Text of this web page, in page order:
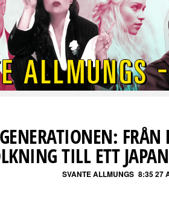
FRÅN
TILL ETT
SVANTE ALLMUNGS 8:35 27